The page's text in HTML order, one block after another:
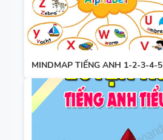
MINDMAP TIẾNG ANH 1-2-3-4-5